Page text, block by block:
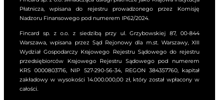
Dzienna kwota odsetek liczona
od kwoty udzielonego Limitu
Umowy wynosi3.97 zł.
Od kwoty wykorzystanego
Limitu Kredytowego
Kredytodawca nalicza odsetki
kapitałowe (czyli odsetki za
Płatnicza, wpisana do rejestru prowadzonego przez Komisję
Nadzoru Finansowego pod numerem IP62/2024.
Fincard sp. z o.o. z siedzibą przy ul. Grzybowskiej 87, 00-844
Warszawa, wpisana przez Sąd Rejonowy dla m.st. Warszawy, XIII
Wydział Gospodarczy Krajowego Rejestru Sądowego do rejestru
przedsiębiorców Krajowego Rejestru Sądowego pod numerem
KRS 0000803716, NIP 527-290-56-34, REGON 384357760, kapitał
zakładowy w wysokości 14.000.000,00 zł, który został wpłacony w
całości.